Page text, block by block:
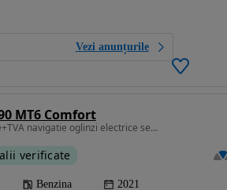
Vezi anunțurile
MT6 Comfort
999 cm3 • 90 CP • 7.250e+TVA navigatie oglinzi electrice senzori parcare
verificate
Benzina 2021